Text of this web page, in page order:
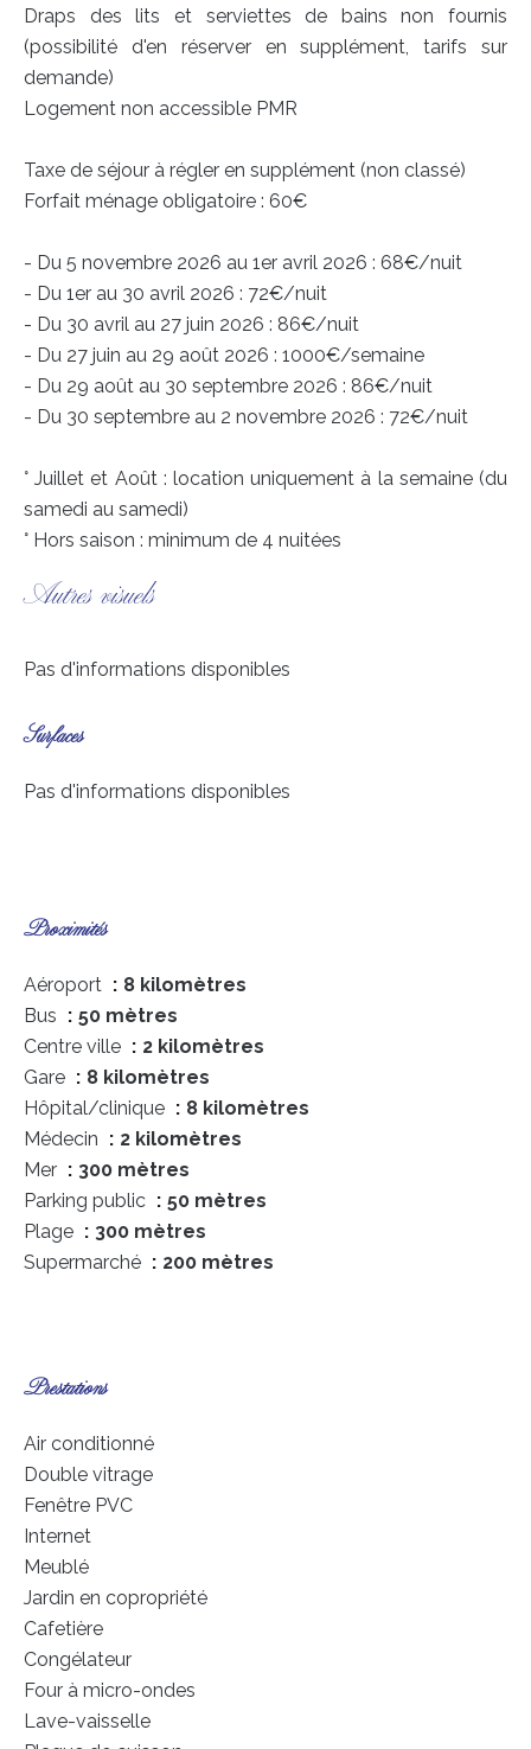
Draps des lits et serviettes de bains non fournis
(possibilité d'en réserver en supplément, tarifs sur
demande)
Logement non accessible PMR
Taxe de séjour à régler en supplément (non classé)
Forfait ménage obligatoire : 60€
- Du 5 novembre 2026 au 1er avril 2026 : 68€/nuit
- Du 1er au 30 avril 2026 : 72€/nuit
- Du 30 avril au 27 juin 2026 : 86€/nuit
- Du 27 juin au 29 août 2026 : 1000€/semaine
- Du 29 août au 30 septembre 2026 : 86€/nuit
- Du 30 septembre au 2 novembre 2026 : 72€/nuit
° Juillet et Août : location uniquement à la semaine (du
samedi au samedi)
° Hors saison : minimum de 4 nuitées
Autres visuels
Pas d'informations disponibles
Surfaces
Pas d'informations disponibles
Proximités
Aéroport
8 kilomètres
Bus
50 mètres
Centre ville
2 kilomètres
Gare
8 kilomètres
Hôpital/clinique
8 kilomètres
Médecin
2 kilomètres
Mer
300 mètres
Parking public
50 mètres
Plage
300 mètres
Supermarché
200 mètres
Prestations
Air conditionné
Double vitrage
Fenêtre PVC
Internet
Meublé
Jardin en copropriété
Cafetière
Congélateur
Four à micro-ondes
Lave-vaisselle